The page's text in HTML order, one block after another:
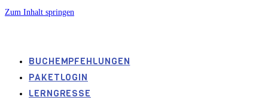
Zum Inhalt springen
BUCHEMPFEHLUNGEN
PAKETLOGIN
LERNGRESSE